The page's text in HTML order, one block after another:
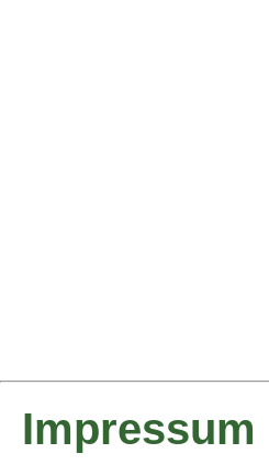
Impressum